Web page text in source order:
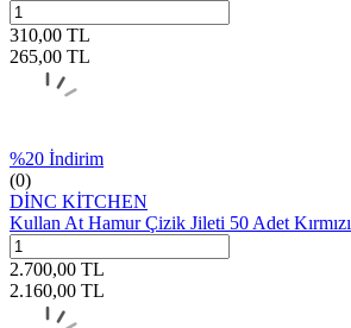
310,00 TL
265,00 TL
%20 İndirim
(0)
DİNC KİTCHEN
Kullan At Hamur Çizik Jileti 50 Adet Kırmızı
2.700,00 TL
2.160,00 TL